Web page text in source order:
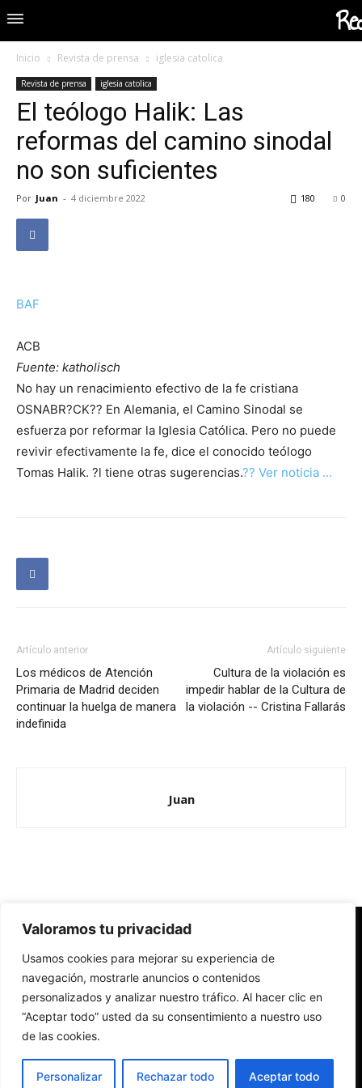
Valoramos tu privacidad
Usamos cookies para mejorar su experiencia de
navegación, mostrarle anuncios o contenidos
personalizados y analizar nuestro tráfico. Al hacer clic en
“Aceptar todo” usted da su consentimiento a nuestro uso
de las cookies.
Personalizar Rechazar todo Aceptar todo
Inicio Revista de prensa iglesia catolica
Revista de prensa iglesia catolica
El teólogo Halik: Las
reformas del camino sinodal
no son suficientes
Por Juan - 4 diciembre 2022 0
180
BAF
ACB
Fuente: katholisch
No hay un renacimiento efectivo de la fe cristiana
OSNABR?CK?? En Alemania, el Camino Sinodal se
esfuerza por reformar la Iglesia Católica. Pero no puede
revivir efectivamente la fe, dice el conocido teólogo
Tomas Halik. ?l tiene otras sugerencias.?? Ver noticia …
Artículo anterior
Los médicos de Atención
Primaria de Madrid deciden
continuar la huelga de manera
indefinida
Artículo siguiente
Cultura de la violación es
impedir hablar de la Cultura de
la violación -- Cristina Fallarás
Juan
Redes Cristianas
Una mirada alternativa sobre la Iglesia católica y la sociedad
- Colectivos de Redes Cristianas